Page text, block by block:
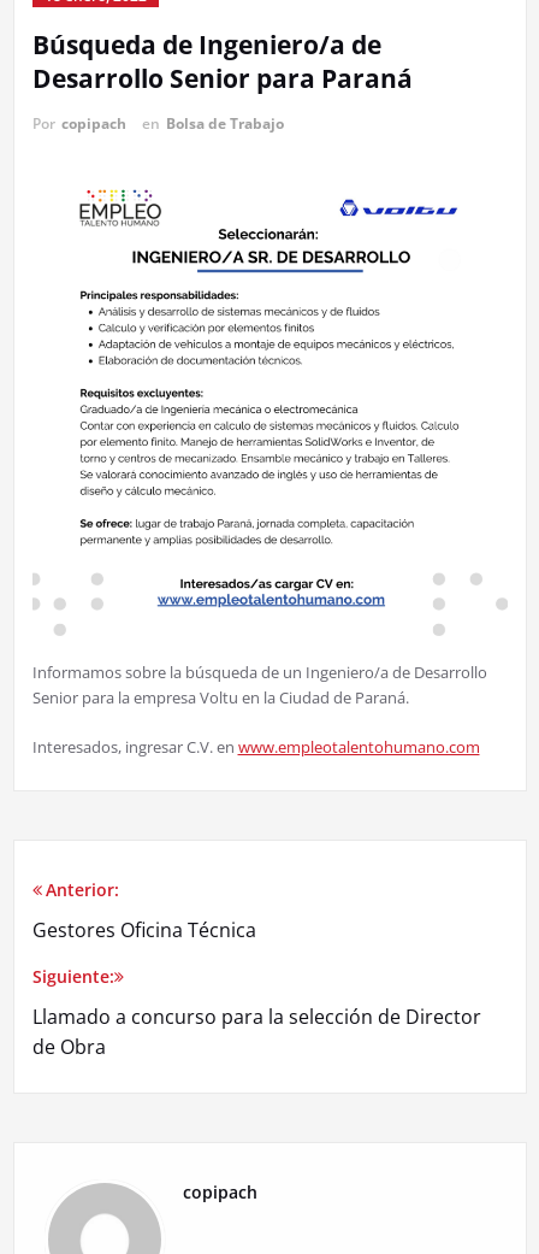
Búsqueda de Ingeniero/a de
Desarrollo Senior para Paraná
Por copipach en Bolsa de Trabajo
Informamos sobre la búsqueda de un Ingeniero/a de Desarrollo
Senior para la empresa Voltu en la Ciudad de Paraná.
Interesados, ingresar C.V. en www.empleotalentohumano.com
Anterior:
Gestores Oficina Técnica
Siguiente:
Llamado a concurso para la selección de Director
de Obra
copipach